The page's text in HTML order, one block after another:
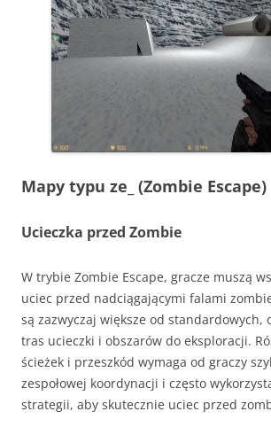
Mapy typu ze_ (Zombie Escape)
Ucieczka przed Zombie
W trybie Zombie Escape, gracze muszą
uciec przed nadciągającymi falami
są zazwyczaj większe od standardowych,
tras ucieczki i obszarów do eksploracji.
ścieżek i przeszkód wymaga od graczy
zespołowej koordynacji i często
strategii, aby skutecznie uciec przed